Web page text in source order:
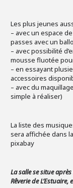
Les plus jeunes
– avec un espace
passes avec un
– avec possibilité
mousse fluotée
– en essayant
accessoires
– avec du
simple à réaliser)
La liste des
sera affichée dans
pixabay
La salle se situe
Rêverie de